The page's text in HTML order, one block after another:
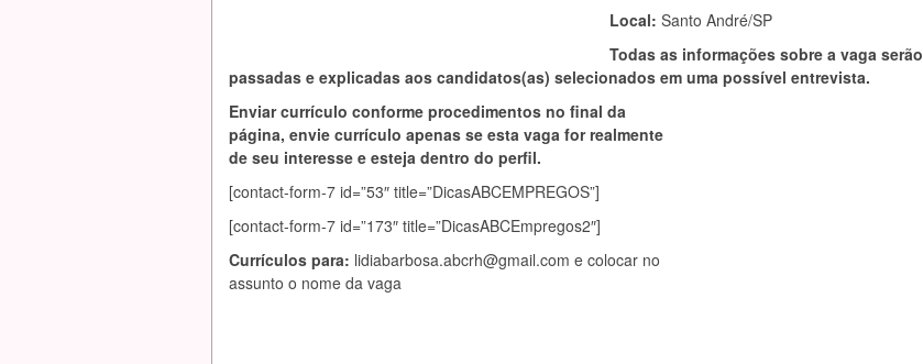
Local: Santo André/SP
Todas as informações sobre a vaga serão
passadas e explicadas aos candidatos(as) selecionados em uma possível entrevista.
Enviar currículo conforme procedimentos no final da
página, envie currículo apenas se esta vaga for realmente
de seu interesse e esteja dentro do perfil.
[contact-form-7 id=”53″ title=”DicasABCEMPREGOS”]
[contact-form-7 id=”173″ title=”DicasABCEmpregos2″]
Currículos para: lidiabarbosa.abcrh@gmail.com e colocar no
assunto o nome da vaga